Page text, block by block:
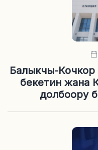
Балыкчы-
бекетин жана
долбоору